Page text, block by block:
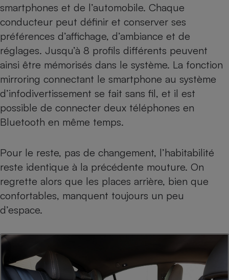
smartphones et de l’automobile. Chaque
conducteur peut définir et conserver ses
préférences d’affichage, d’ambiance et de
réglages. Jusqu’à 8 profils différents peuvent
ainsi être mémorisés dans le système. La fonction
mirroring connectant le smartphone au système
d’infodivertissement se fait sans fil, et il est
possible de connecter deux téléphones en
Bluetooth en même temps.
Pour le reste, pas de changement, l’habitabilité
reste identique à la précédente mouture. On
regrette alors que les places arrière, bien que
confortables, manquent toujours un peu
d’espace.